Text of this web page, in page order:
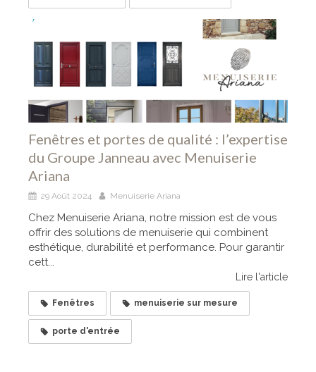
Fenêtres et portes de qualité : l’expertise
du Groupe Janneau avec Menuiserie
Ariana
29 Août 2024 Menuiserie Ariana
Chez Menuiserie Ariana, notre mission est de vous
offrir des solutions de menuiserie qui combinent
esthétique, durabilité et performance. Pour garantir
cett...
Lire l'article
Fenêtres menuiserie sur mesure
porte d'entrée